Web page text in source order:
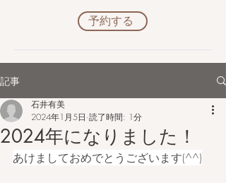
予約する
記事
2024年になりました！
石井有美
2024年1月5日 読了時間: 1分
あけましておめでとうございます(^^)